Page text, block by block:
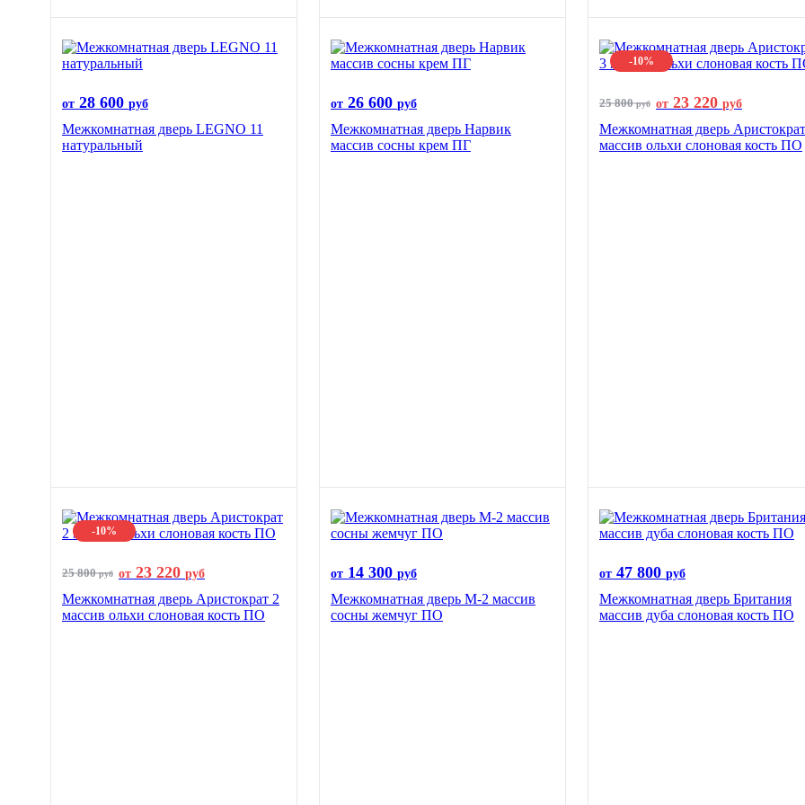
от 28 600 руб
Межкомнатная дверь LEGNO 11
натуральный
от 26 600 руб
Межкомнатная дверь Нарвик
массив сосны крем ПГ
-10%
25 800руб от 23 220 руб
Межкомнатная дверь
массив ольхи слоновая кость ПО
-10%
25 800руб от 23 220 руб
Межкомнатная дверь Аристократ 2
массив ольхи слоновая кость ПО
от 14 300 руб
Межкомнатная дверь М-2 массив
сосны жемчуг ПО
от 47 800 руб
Межкомнатная дверь Британия
массив дуба слоновая кость ПО